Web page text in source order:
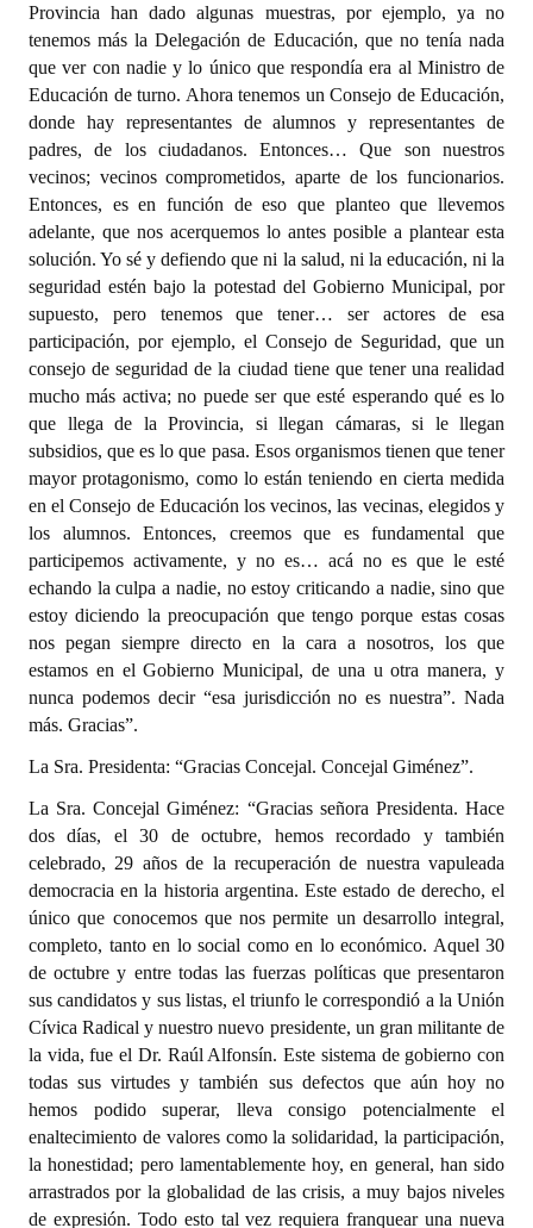
Provincia han dado algunas muestras, por ejemplo, ya no
tenemos más la Delegación de Educación, que no tenía nada
que ver con nadie y lo único que respondía era al Ministro de
Educación de turno. Ahora tenemos un Consejo de Educación,
donde hay representantes de alumnos y representantes de
padres, de los ciudadanos. Entonces… Que son nuestros
vecinos; vecinos comprometidos, aparte de los funcionarios.
Entonces, es en función de eso que planteo que llevemos
adelante, que nos acerquemos lo antes posible a plantear esta
solución. Yo sé y defiendo que ni la salud, ni la educación, ni la
seguridad estén bajo la potestad del Gobierno Municipal, por
supuesto, pero tenemos que tener… ser actores de esa
participación, por ejemplo, el Consejo de Seguridad, que un
consejo de seguridad de la ciudad tiene que tener una realidad
mucho más activa; no puede ser que esté esperando qué es lo
que llega de la Provincia, si llegan cámaras, si le llegan
subsidios, que es lo que pasa. Esos organismos tienen que tener
mayor protagonismo, como lo están teniendo en cierta medida
en el Consejo de Educación los vecinos, las vecinas, elegidos y
los alumnos. Entonces, creemos que es fundamental que
participemos activamente, y no es… acá no es que le esté
echando la culpa a nadie, no estoy criticando a nadie, sino que
estoy diciendo la preocupación que tengo porque estas cosas
nos pegan siempre directo en la cara a nosotros, los que
estamos en el Gobierno Municipal, de una u otra manera, y
nunca podemos decir “esa jurisdicción no es nuestra”. Nada
más. Gracias”.
La Sra. Presidenta: “Gracias Concejal. Concejal Giménez”.
La Sra. Concejal Giménez: “Gracias señora Presidenta. Hace
dos días, el 30 de octubre, hemos recordado y también
celebrado, 29 años de la recuperación de nuestra vapuleada
democracia en la historia argentina. Este estado de derecho, el
único que conocemos que nos permite un desarrollo integral,
completo, tanto en lo social como en lo económico. Aquel 30
de octubre y entre todas las fuerzas políticas que presentaron
sus candidatos y sus listas, el triunfo le correspondió a la Unión
Cívica Radical y nuestro nuevo presidente, un gran militante de
la vida, fue el Dr. Raúl Alfonsín. Este sistema de gobierno con
todas sus virtudes y también sus defectos que aún hoy no
hemos podido superar, lleva consigo potencialmente el
enaltecimiento de valores como la solidaridad, la participación,
la honestidad; pero lamentablemente hoy, en general, han sido
arrastrados por la globalidad de las crisis, a muy bajos niveles
de expresión. Todo esto tal vez requiera franquear una nueva